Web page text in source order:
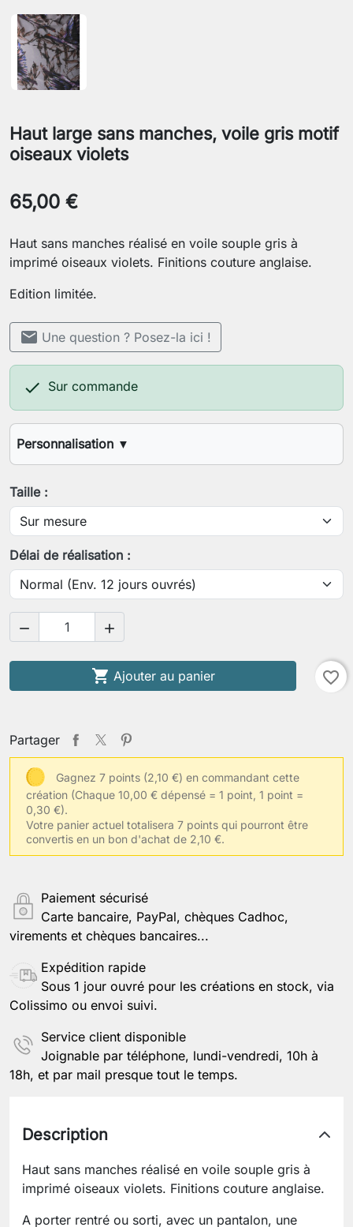
Haut large sans manches, voile gris motif
oiseaux violets
65,00 €
Haut sans manches réalisé en voile souple gris à
imprimé oiseaux violets. Finitions couture anglaise.
Edition limitée.
mail Une question ? Posez-la ici !
 Sur commande
Personnalisation ▼
Votre stature (1,60m, 1,70m, etc.)
Votre tour de taille
Votre taille de vêtements habituelle
Autres informations
Enregistrer la personnalisation
Taille :
Délai de réalisation :
 
 Ajouter au panier favorite_border
Partager
Gagnez 7 points (2,10 €) en commandant cette
création (Chaque 10,00 € dépensé = 1 point, 1 point =
0,30 €).
Votre panier actuel totalisera 7 points qui pourront être
convertis en un bon d'achat de 2,10 €.
Paiement sécurisé
Carte bancaire, PayPal, chèques Cadhoc,
virements et chèques bancaires...
Expédition rapide
Sous 1 jour ouvré pour les créations en stock, via
Colissimo ou envoi suivi.
Service client disponible
Joignable par téléphone, lundi-vendredi, 10h à
18h, et par mail presque tout le temps.
Description
Haut sans manches réalisé en voile souple gris à
imprimé oiseaux violets. Finitions couture anglaise.
A porter rentré ou sorti, avec un pantalon, une